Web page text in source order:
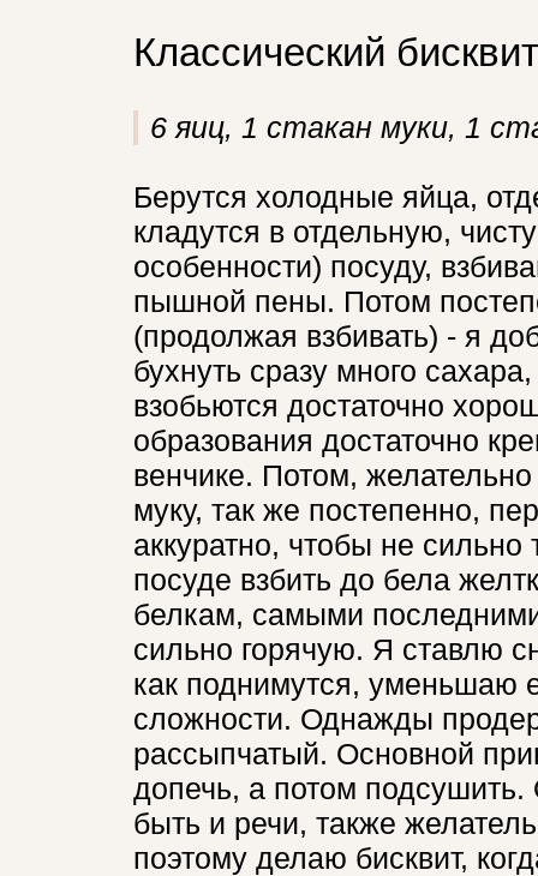
Классический бисквит
6 яиц, 1 стакан муки, 1
Берутся холодные яйца,
кладутся в отдельную,
особенности) посуду,
пышной пены. Потом
(продолжая взбивать) - я
бухнуть сразу много
взобьются достаточно
образования достаточно
венчике. Потом,
муку, так же постепенно,
аккуратно, чтобы не
посуде взбить до бела
белкам, самыми
сильно горячую. Я ставлю
как поднимутся, уменьшаю
сложности. Однажды
рассыпчатый. Основной
допечь, а потом
быть и речи, также
поэтому делаю бисквит,